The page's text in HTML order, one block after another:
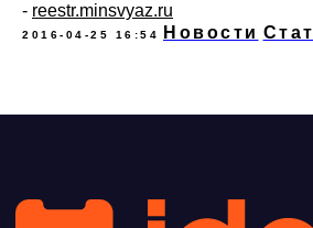
- reestr.minsvyaz.ru
2016-04-25 16:54 Новости
Клиентский сервис
Выбрать
интегратора
Документация
Сравнение версий
Прошлые ревизии ПАК